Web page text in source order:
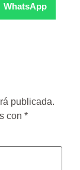
WhatsApp
publicada.
con *